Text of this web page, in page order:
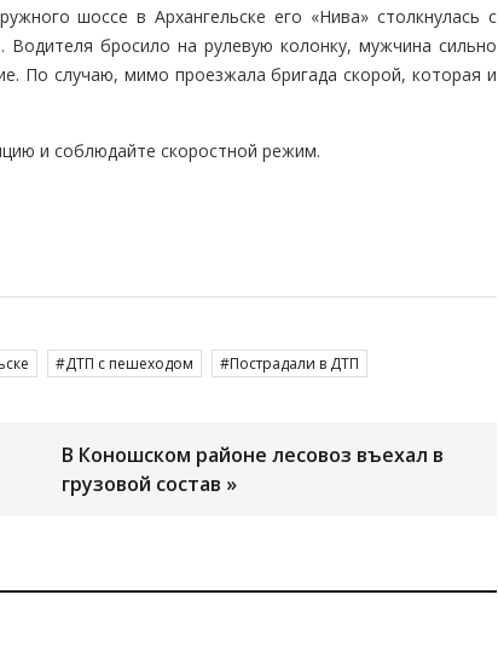
шоссе в Архангельске его «Нива» столкнулась с
бросило на рулевую колонку, мужчина сильно
По случаю, мимо проезжала бригада скорой, которая и
и соблюдайте скоростной режим.
ДТП с пешеходом Пострадали в ДТП
В Коношском районе лесовоз въехал в
грузовой состав »